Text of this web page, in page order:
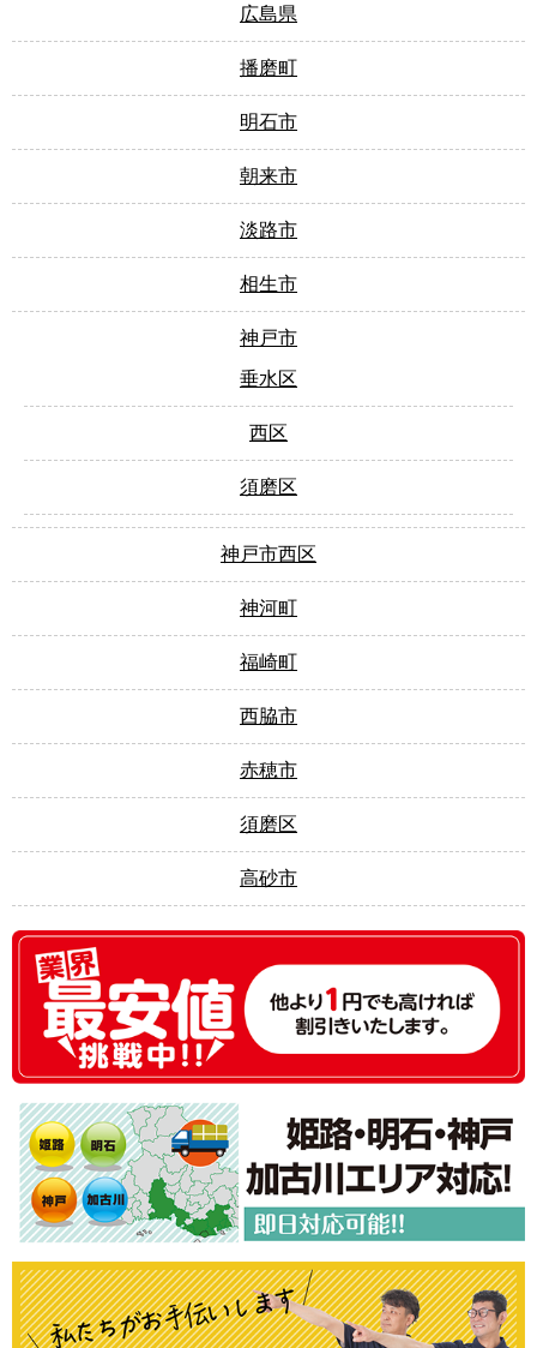
広島県
播磨町
明石市
朝来市
淡路市
相生市
神戸市
垂水区
西区
須磨区
神戸市西区
神河町
福崎町
西脇市
赤穂市
須磨区
高砂市